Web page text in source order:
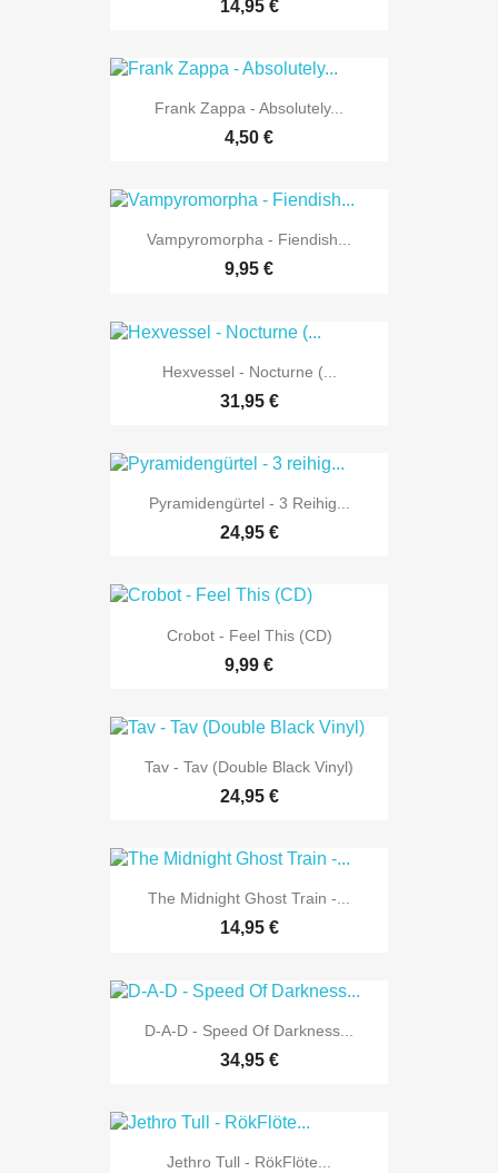
14,95 €
Frank Zappa - Absolutely...
4,50 €
Vampyromorpha - Fiendish...
9,95 €
Hexvessel - Nocturne (...
31,95 €
Pyramidengürtel - 3 Reihig...
24,95 €
Crobot - Feel This (CD)
9,99 €
Tav - Tav (Double Black Vinyl)
24,95 €
The Midnight Ghost Train -...
14,95 €
D-A-D - Speed Of Darkness...
34,95 €
Jethro Tull - RökFlöte...